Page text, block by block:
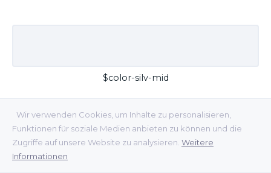
Wir verwenden Cookies, um Inhalte zu personalisieren,
Funktionen für soziale Medien anbieten zu können und die
Zugriffe auf unsere Website zu analysieren. Weitere
Informationen
$color-silv-mid